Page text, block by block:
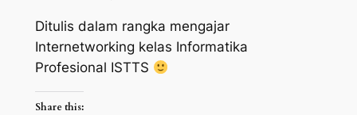
Ditulis dalam rangka mengajar
Internetworking kelas Informatika
Profesional ISTTS
Share this: